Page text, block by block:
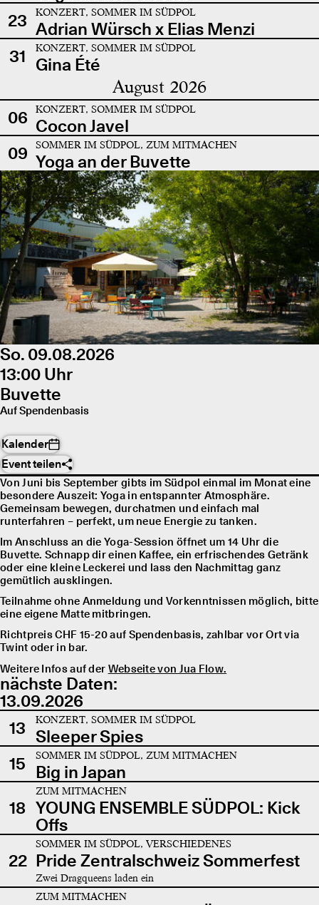
23
KONZERT, SOMMER IM SÜDPOL
Adrian Würsch x Elias Menzi
31
KONZERT, SOMMER IM SÜDPOL
Gina Été
August 2026
06 KONZERT, SOMMER IM SÜDPOL
Cocon Javel
09
SOMMER IM SÜDPOL, ZUM MITMACHEN
Yoga an der Buvette
So. 09.08.2026
13:00 Uhr
Buvette
Auf Spendenbasis
Kalender
Event teilen
Von Juni bis September gibts im Südpol einmal im Monat eine
besondere Auszeit: Yoga in entspannter Atmosphäre.
Gemeinsam bewegen, durchatmen und einfach mal
runterfahren – perfekt, um neue Energie zu tanken.
Im Anschluss an die Yoga-Session öffnet um 14 Uhr die
Buvette. Schnapp dir einen Kaffee, ein erfrischendes Getränk
oder eine kleine Leckerei und lass den Nachmittag ganz
gemütlich ausklingen.
Teilnahme ohne Anmeldung und Vorkenntnissen möglich, bitte
eine eigene Matte mitbringen.
Richtpreis CHF 15-20 auf Spendenbasis, zahlbar vor Ort via
Twint oder in bar.
Weitere Infos auf der Webseite von Jua Flow.
nächste Daten:
13.09.2026
13
KONZERT, SOMMER IM SÜDPOL
Sleeper Spies
15
SOMMER IM SÜDPOL, ZUM MITMACHEN
Big in Japan
18
ZUM MITMACHEN
YOUNG ENSEMBLE SÜDPOL: Kick
Offs
22
SOMMER IM SÜDPOL, VERSCHIEDENES
Pride Zentralschweiz Sommerfest
Zwei Dragqueens laden ein
ZUM MITMACHEN